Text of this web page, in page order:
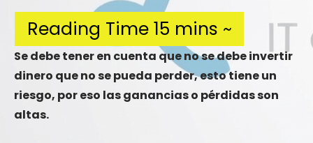
Se debe tener en cuenta que no se debe invertir
dinero que no se pueda perder, esto tiene un
riesgo, por eso las ganancias o pérdidas son
altas.